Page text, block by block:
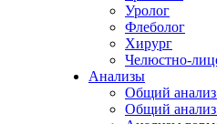
Уролог
Флеболог
Хирург
Челюстно-
Анализы
Общий анализ
Общий